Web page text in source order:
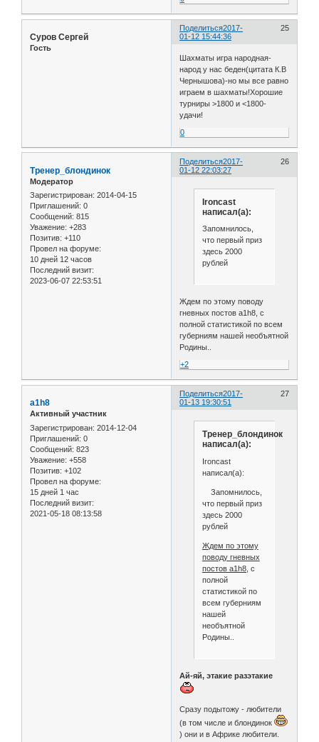
Поделиться 25
2017-
01-12 15:44:36
Суров Сергей
Гость
Шахматы игра народная-
народ у нас беден(цитата К.В
Чернышова)-но мы все равно
играем в шахматы!Хорошие
турниры >1800 и <1800-
удачи!
0
Поделиться 26
2017-
01-12 22:03:27
Тренер_блондинок
Модератор
Зарегистрирован: 2014-04-15
Приглашений: 0
Сообщений: 815
Уважение: +283
Позитив: +110
Провел на форуме:
10 дней 12 часов
Последний визит:
2023-06-07 22:53:51
Ironcast
написал(а):
Запомнилось,
что первый приз
здесь 2000
рублей
Ждем по этому поводу
гневных постов a1h8, с
полной статистикой по всем
губерниям нашей необъятной
Родины..
+2
Поделиться 27
2017-
01-13 19:30:51
a1h8
Активный участник
Зарегистрирован: 2014-12-04
Приглашений: 0
Сообщений: 823
Уважение: +558
Позитив: +102
Провел на форуме:
15 дней 1 час
Последний визит:
2021-05-18 08:13:58
Тренер_блондинок
написал(а):
Ironcast
написал(а):
Запомнилось,
что первый приз
здесь 2000
рублей
Ждем по этому
поводу гневных
постов a1h8, с
полной
статистикой по
всем губерниям
нашей
необъятной
Родины..
Ай-яй, этакие разэтакие
Сразу подытожу - любители
(в том числе и блондинок
) они и в Африке любители.